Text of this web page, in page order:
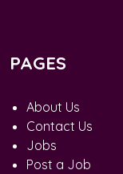
PAGES
About Us
Contact Us
Jobs
Post a Job